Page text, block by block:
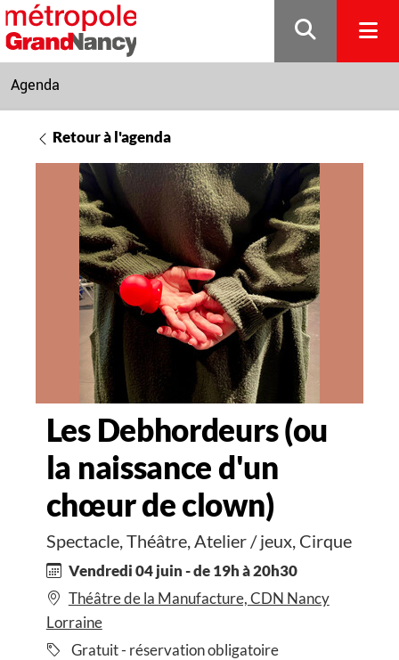
Gestion de vos préférences sur les cookies
Agenda
Retour à l'agenda
Les Debhordeurs (ou
la naissance d'un
chœur de clown)
Spectacle, Théâtre, Atelier / jeux, Cirque
Vendredi 04 juin - de 19h à 20h30
Théâtre de la Manufacture, CDN Nancy
Lorraine
Gratuit - réservation obligatoire